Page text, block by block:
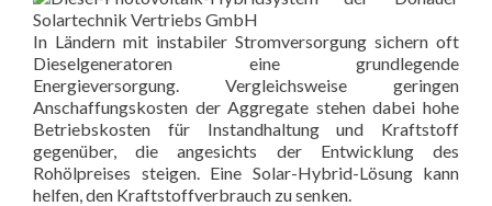
In Ländern mit instabiler Stromversorgung sichern oft
Dieselgeneratoren eine grundlegende
Energieversorgung. Vergleichsweise geringen
Anschaffungskosten der Aggregate stehen dabei hohe
Betriebskosten für Instandhaltung und Kraftstoff
gegenüber, die angesichts der Entwicklung des
Rohölpreises steigen. Eine Solar-Hybrid-Lösung kann
helfen, den Kraftstoffverbrauch zu senken.